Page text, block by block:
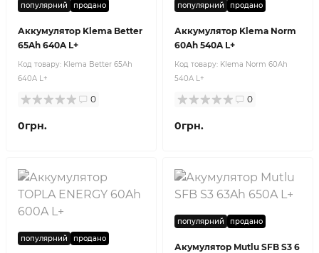
популярний продано
Аккумулятор Klema Better
65Ah 640A L+
Код товару: Klema Better 65Ah
640A L+
0
0грн.
популярний продано
Аккумулятор Klema Norm
60Ah 540A L+
Код товару: Klema Norm 60Ah
540A L+
0
0грн.
популярний продано
популярний продано
Акумулятор Mutlu SFB S3 6